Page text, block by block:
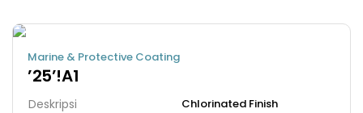
Marine & Protective Coating
’25’!A1
Deskripsi Chlorinated Finish